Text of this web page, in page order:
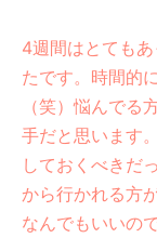
4週間はとても
たです。時間的
（笑）悩んでる
手だと思います
しておくべきだ
から行かれる方
なんでもいいの